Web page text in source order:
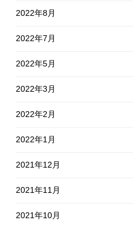
2022年8月
2022年7月
2022年5月
2022年3月
2022年2月
2022年1月
2021年12月
2021年11月
2021年10月